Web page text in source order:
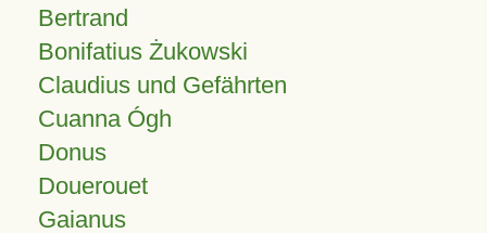
Bertrand
Bonifatius Żukowski
Claudius und Gefährten
Cuanna Ógh
Donus
Douerouet
Gaianus